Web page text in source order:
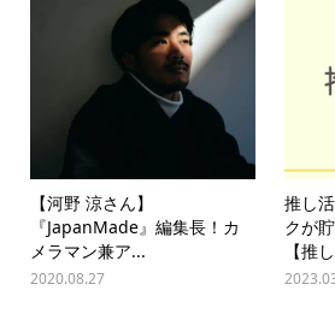
【河野 涼さん】
『JapanMade』編集長！カ
メラマン兼ア...
2020.08.27
推し
クが
【推